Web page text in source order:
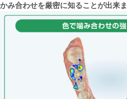
かみ合わせを厳密に知ることが出来ま